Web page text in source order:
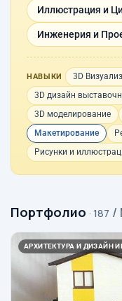
Иллюстрация и
Инженерия и
НАВЫКИ
3D
3D дизайн
3D моделирование
Макетирование
Рисунки и
Портфолио · 187 /
АРХИТЕКТУРА И ДИЗАЙН